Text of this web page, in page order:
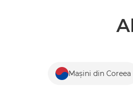
Mașini din Coreea